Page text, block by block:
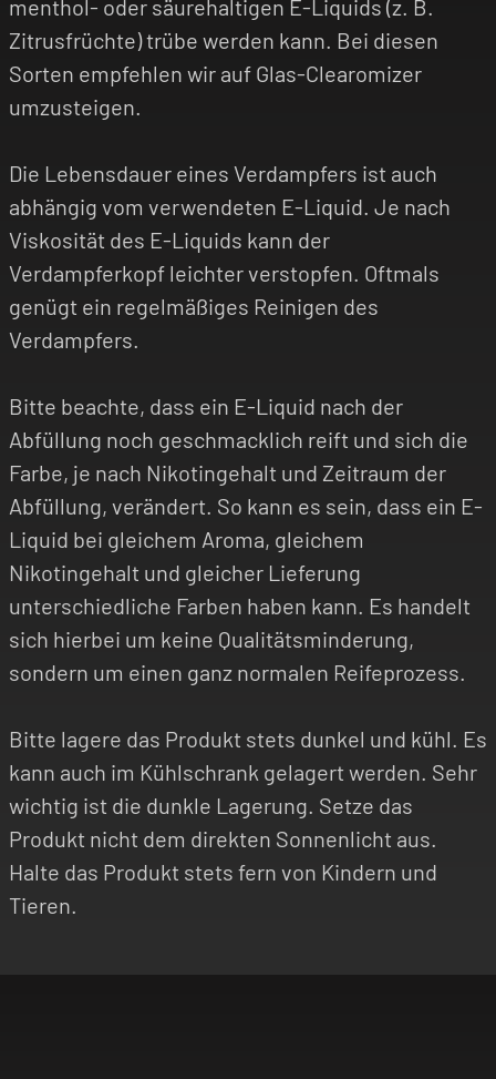
menthol- oder säurehaltigen E-Liquids (z. B.
Zitrusfrüchte) trübe werden kann. Bei diesen
Sorten empfehlen wir auf Glas-Clearomizer
umzusteigen.
Die Lebensdauer eines Verdampfers ist auch
abhängig vom verwendeten E-Liquid. Je nach
Viskosität des E-Liquids kann der
Verdampferkopf leichter verstopfen. Oftmals
genügt ein regelmäßiges Reinigen des
Verdampfers.
Bitte beachte, dass ein E-Liquid nach der
Abfüllung noch geschmacklich reift und sich die
Farbe, je nach Nikotingehalt und Zeitraum der
Abfüllung, verändert. So kann es sein, dass ein E-
Liquid bei gleichem Aroma, gleichem
Nikotingehalt und gleicher Lieferung
unterschiedliche Farben haben kann. Es handelt
sich hierbei um keine Qualitätsminderung,
sondern um einen ganz normalen Reifeprozess.
Bitte lagere das Produkt stets dunkel und kühl. Es
kann auch im Kühlschrank gelagert werden. Sehr
wichtig ist die dunkle Lagerung. Setze das
Produkt nicht dem direkten Sonnenlicht aus.
Halte das Produkt stets fern von Kindern und
Tieren.